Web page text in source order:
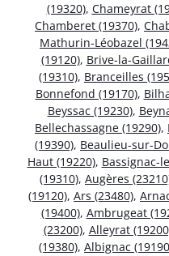
(19320), Chameyrat
Chamberet (19370),
Mathurin-Léobazel
(19120), Brive-la-
(19310), Branceilles
Bonnefond (19170),
Beyssac (19230),
Bellechassagne (19290),
(19390), Beaulieu-sur-
Haut (19220), Bassignac-
(19310), Augères
(19120), Ars (23480),
(19400), Ambrugeat
(23200), Alleyrat
(19380), Albignac